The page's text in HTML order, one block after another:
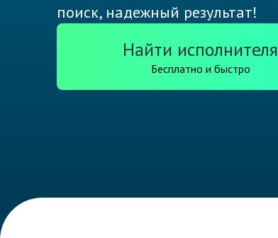
поиск, надежный результат!
Найти исполнителя
Бесплатно и быстро